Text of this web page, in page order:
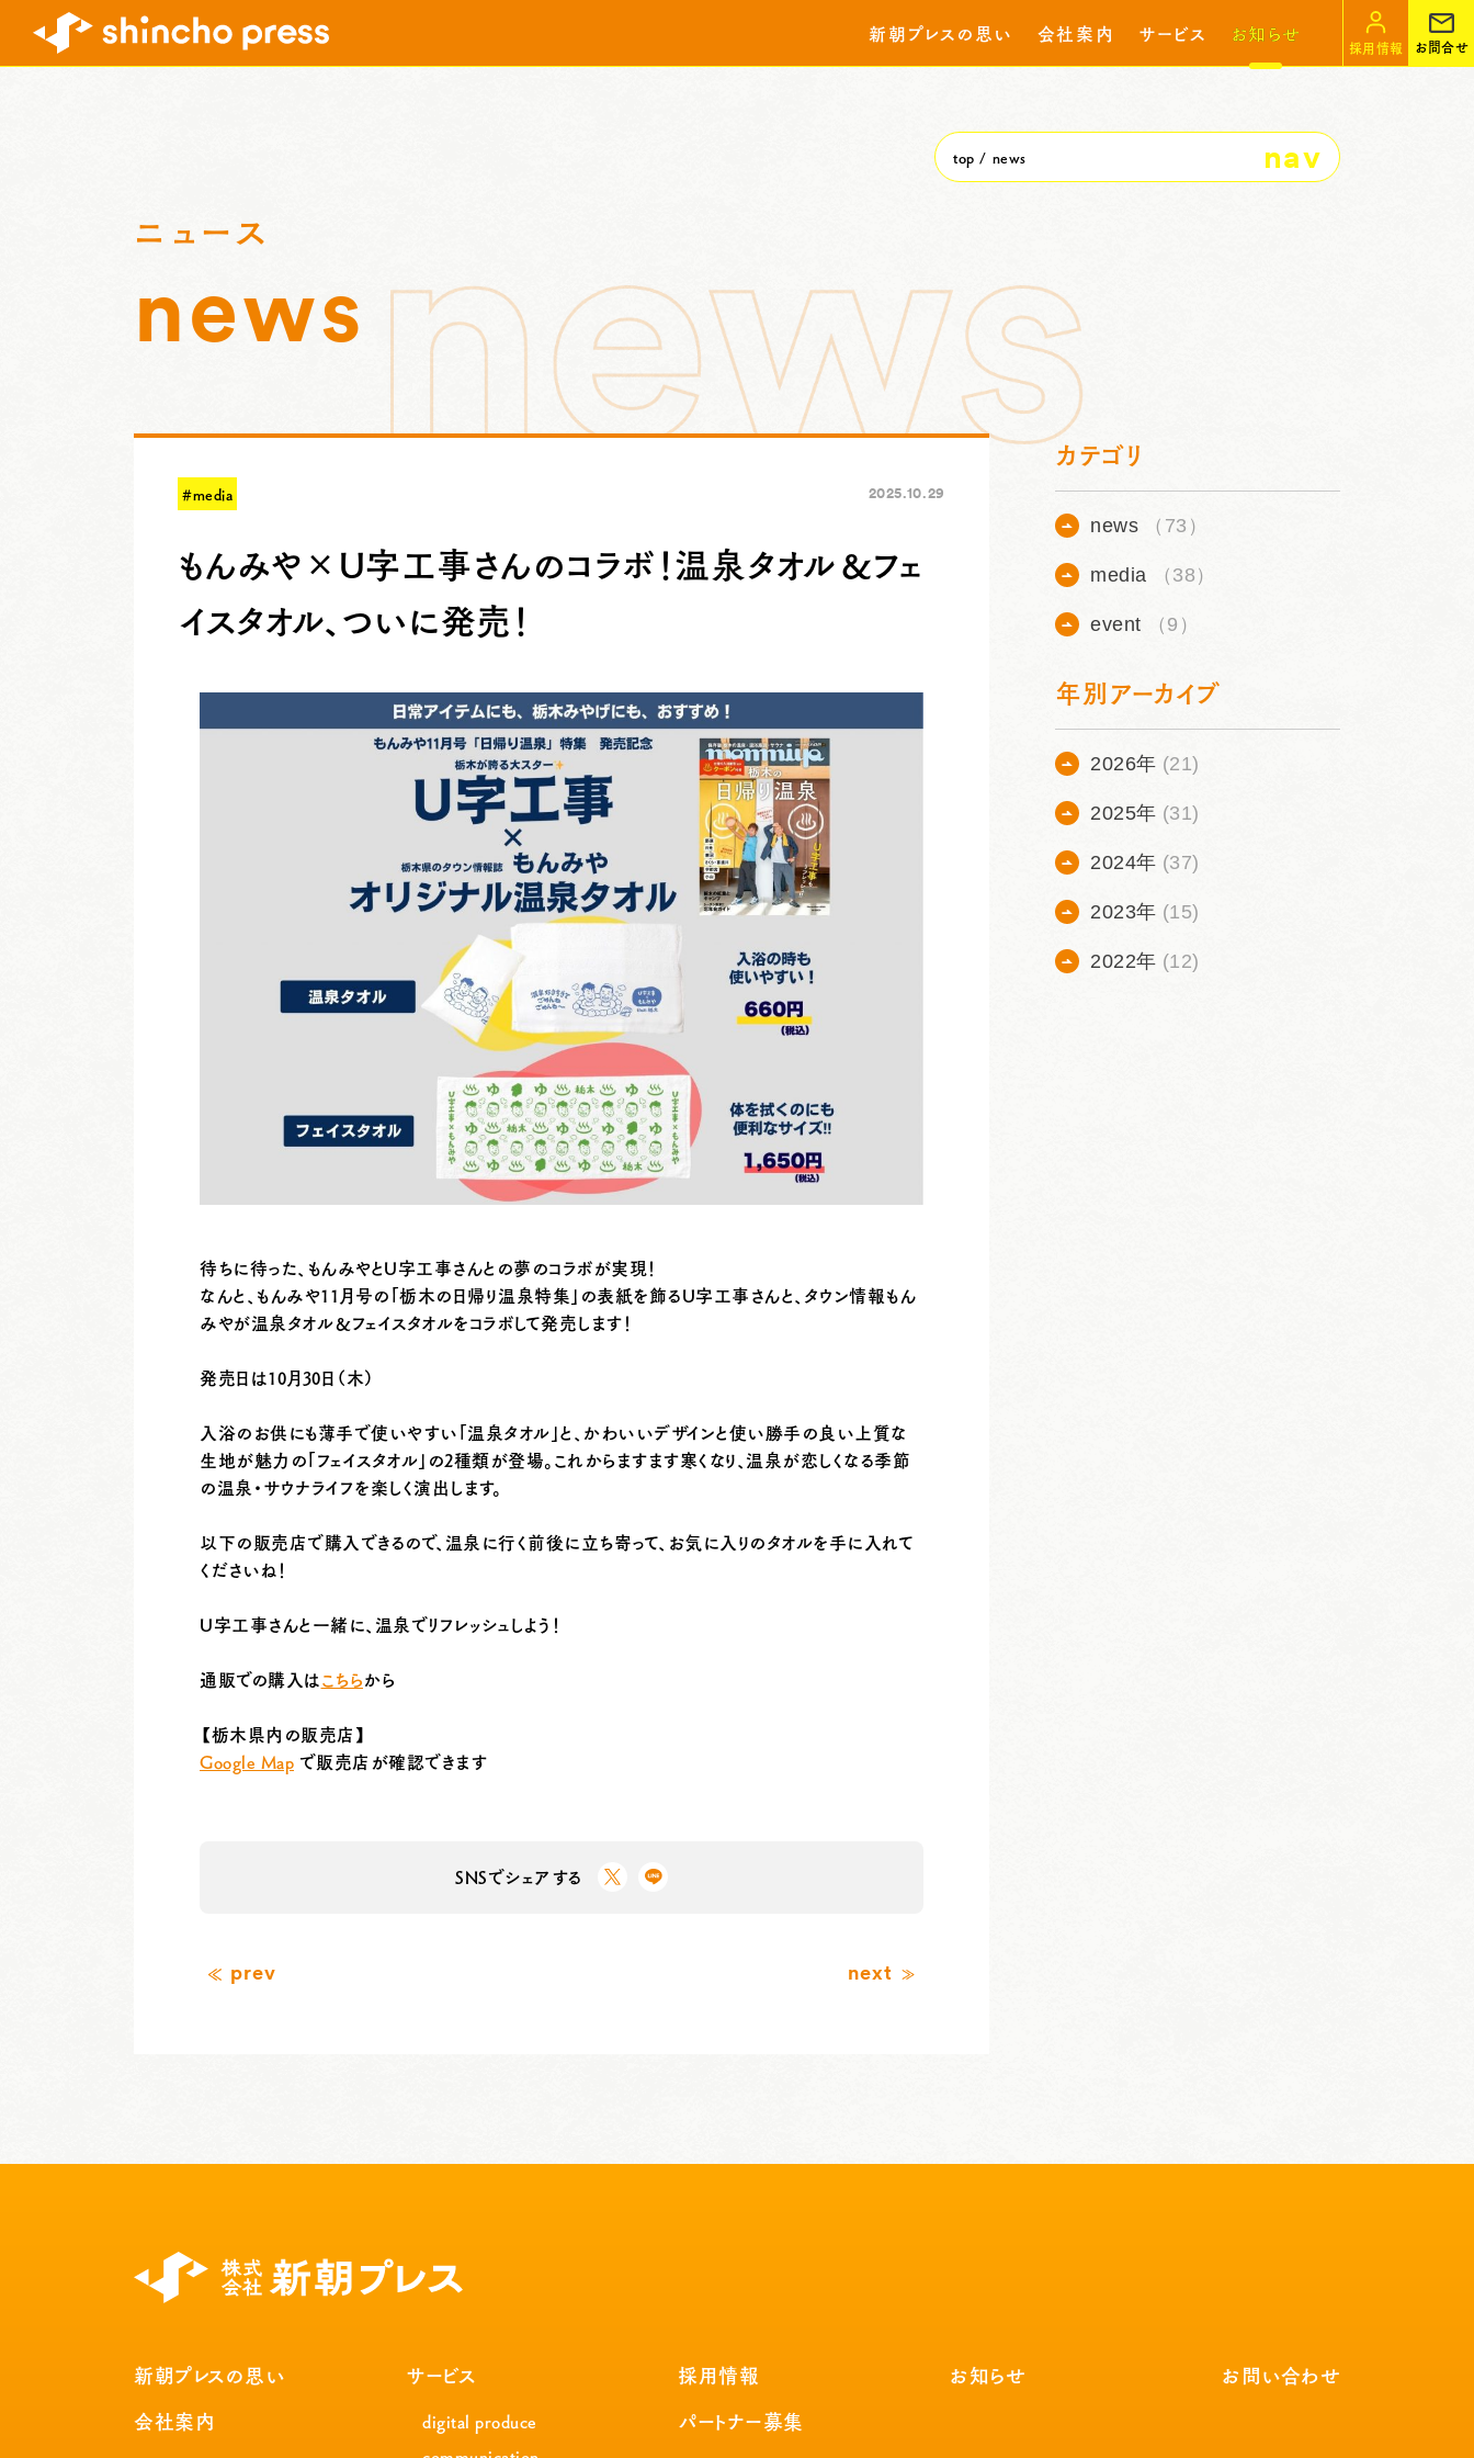
新朝プレスの思い 会社案内 サービス お知らせ
採用情報 お問合せ
top news nav
ニュース
news
#media 2025.10.29
もんみや×U字工事さんのコラボ！温泉タオル＆フェ
イスタオル、ついに発売！
待ちに待った、 もんみやとU字工事さんとの夢のコラボが実現！
なんと、もんみや11月号の「栃木の日帰り温泉特集」の表紙を飾るU字工事さんと、タウン情報もん
みやが温泉タオル＆フェイスタオルをコラボして発売します！
発売日は10月30日（木）
入浴のお供にも薄手で使いやすい「温泉タオル」と、かわいいデザインと使い勝手の良い上質な
生地が魅力の「フェイスタオル」の2種類が登場。これからますます寒くなり、温泉が恋しくなる季節
の温泉・サウナライフを楽しく演出します。
以下の販売店で購入できるので、温泉に行く前後に立ち寄って、お気に入りのタオルを手に入れて
くださいね！
U字工事さんと一緒に、温泉でリフレッシュしよう！
通販での購入はこちらから
【栃木県内の販売店】
Google Map で販売店が確認できます
SNSでシェアする
prev next
カテゴリ
news （73）
media （38）
event （9）
年別アーカイブ
2026年 (21)
2025年 (31)
2024年 (37)
2023年 (15)
2022年 (12)
新朝プレスの思い
会社案内
サービス
digital produce
採用情報
パートナー募集
お知らせ お問い合わせ